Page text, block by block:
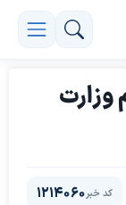
وزارت
کد خبر1214060